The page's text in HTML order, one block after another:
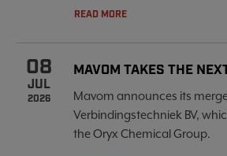
READ MORE
08
JUL
2026
MAVOM TAKES THE
Mavom announces its
Verbindingstechniek BV,
the Oryx Chemical Group.